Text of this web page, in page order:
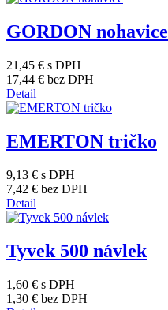
GORDON nohavice
21,45 € s DPH
17,44 € bez DPH
Detail
EMERTON tričko
9,13 € s DPH
7,42 € bez DPH
Detail
Tyvek 500 návlek
1,60 € s DPH
1,30 € bez DPH